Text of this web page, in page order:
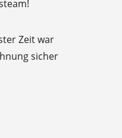
Zeit war
sicher